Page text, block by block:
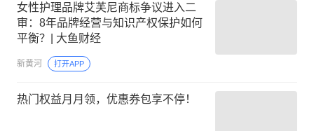
女性护理品牌艾芙尼商标争议进入二
审：8年品牌经营与知识产权保护如何
平衡？| 大鱼财经
新黄河 打开APP
热门权益月月领，优惠券包享不停！